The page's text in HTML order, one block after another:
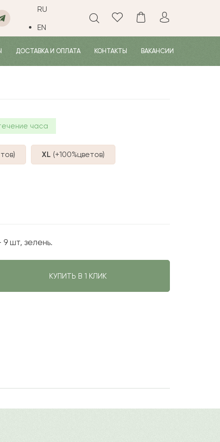
RU
EN
ДОСТАВКА И ОПЛАТА КОНТАКТЫ ВАКАНСИИ
часа
) XL (+100%цветов)
шт, зелень.
КУПИТЬ В 1 КЛИК